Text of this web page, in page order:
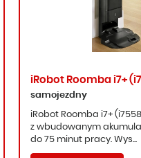
iRobot Roomba i7+
samojezdny
iRobot Roomba i7+
z wbudowanym
do 75 minut pracy. Wys...